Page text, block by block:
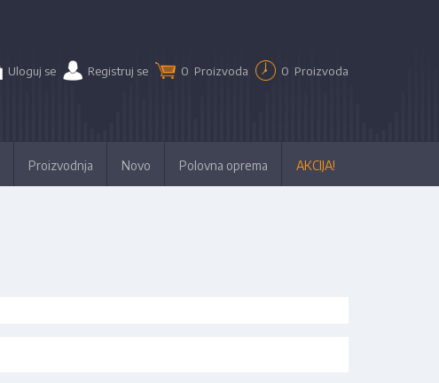
Uloguj se Registruj se 0 Proizvoda 0 Proizvoda
Proizvodnja Novo Polovna oprema AKCIJA!